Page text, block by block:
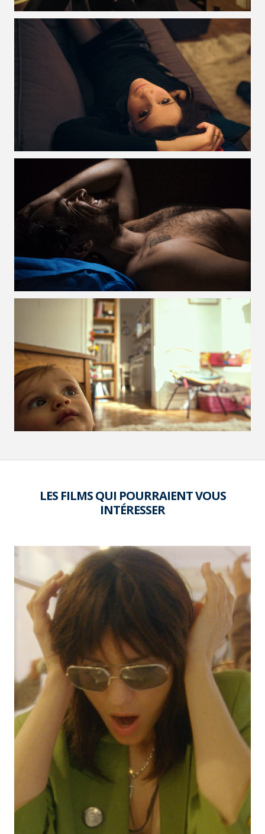
VOIR LA PHOTO EN GRAND FORMAT
VOIR LA PHOTO EN GRAND FORMAT
VOIR LA PHOTO EN GRAND FORMAT
LES FILMS QUI POURRAIENT VOUS
INTÉRESSER